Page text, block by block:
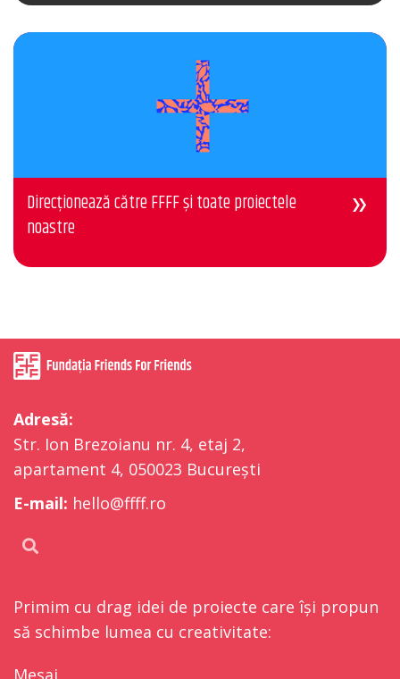
Direcționează către FFFF și toate proiectele
noastre
Adresă:
Str. Ion Brezoianu nr. 4, etaj 2,
apartament 4, 050023 București
E-mail: hello@ffff.ro
Primim cu drag idei de proiecte care își propun
să schimbe lumea cu creativitate:
Mesaj